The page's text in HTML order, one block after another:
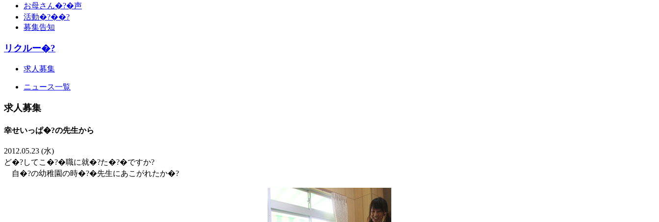
お母さん�?�声
活動�?��?
募集告知
リクルー�?
求人募集
ニュース一覧
求人募集
幸せいっぱ�?の先生から
2012.05.23 (水)
ど�?してこ�?�職に就�?た�?�ですか?
自�?の幼稚園の時�?�先生にあこがれたか�?